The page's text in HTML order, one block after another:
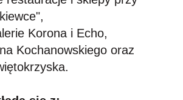
Korona i Echo,
Kochanowskiego oraz